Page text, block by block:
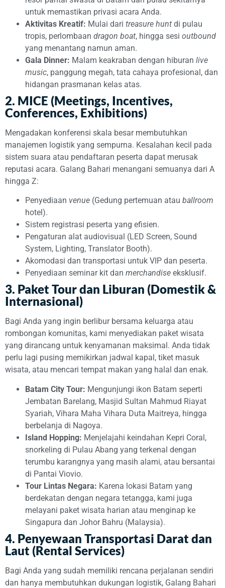
untuk memastikan privasi acara Anda.
Aktivitas Kreatif: Mulai dari treasure hunt di pulau
tropis, perlombaan dragon boat, hingga sesi outbound
yang menantang namun aman.
Gala Dinner: Malam keakraban dengan hiburan live
music, panggung megah, tata cahaya profesional, dan
hidangan prasmanan kelas atas.
2. MICE (Meetings, Incentives,
Conferences, Exhibitions)
Mengadakan konferensi skala besar membutuhkan
manajemen logistik yang sempurna. Kesalahan kecil pada
sistem suara atau pendaftaran peserta dapat merusak
reputasi acara. Galang Bahari menangani semuanya dari A
hingga Z:
Penyediaan venue (Gedung pertemuan atau ballroom
hotel).
Sistem registrasi peserta yang efisien.
Pengaturan alat audiovisual (LED Screen, Sound
System, Lighting, Translator Booth).
Akomodasi dan transportasi untuk VIP dan peserta.
Penyediaan seminar kit dan merchandise eksklusif.
3. Paket Tour dan Liburan (Domestik &
Internasional)
Bagi Anda yang ingin berlibur bersama keluarga atau
rombongan komunitas, kami menyediakan paket wisata
yang dirancang untuk kenyamanan maksimal. Anda tidak
perlu lagi pusing memikirkan jadwal kapal, tiket masuk
wisata, atau mencari tempat makan yang halal dan enak.
Batam City Tour: Mengunjungi ikon Batam seperti
Jembatan Barelang, Masjid Sultan Mahmud Riayat
Syariah, Vihara Maha Vihara Duta Maitreya, hingga
berbelanja di Nagoya.
Island Hopping: Menjelajahi keindahan Kepri Coral,
snorkeling di Pulau Abang yang terkenal dengan
terumbu karangnya yang masih alami, atau bersantai
di Pantai Viovio.
Tour Lintas Negara: Karena lokasi Batam yang
berdekatan dengan negara tetangga, kami juga
melayani paket wisata harian atau menginap ke
Singapura dan Johor Bahru (Malaysia).
4. Penyewaan Transportasi Darat dan
Laut (Rental Services)
Bagi Anda yang sudah memiliki rencana perjalanan sendiri
dan hanya membutuhkan dukungan logistik, Galang Bahari